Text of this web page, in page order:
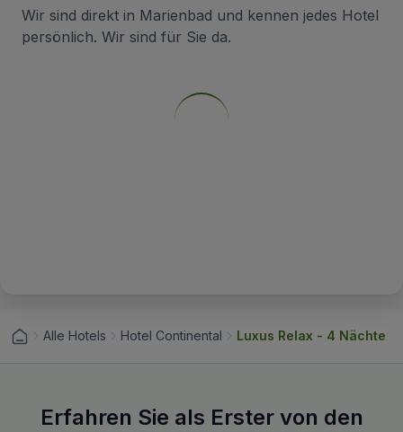
Wir sind direkt in Marienbad und kennen jedes Hotel
persönlich. Wir sind für Sie da.
Alle Hotels Hotel Continental Luxus Relax - 4 Nächte
Erfahren Sie als Erster von den